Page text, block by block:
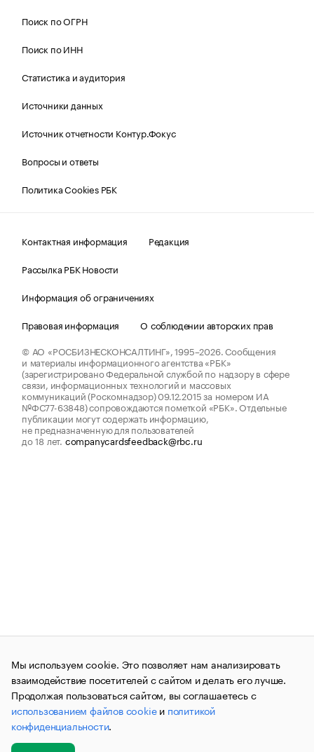
Поиск по ОГРН
Поиск по ИНН
Статистика и аудитория
Источники данных
Источник отчетности Контур.Фокус
Вопросы и ответы
Политика Cookies РБК
Контактная информация
Редакция
Рассылка РБК Новости
Информация об ограничениях
Правовая информация
О соблюдении авторских прав
© АО «РОСБИЗНЕСКОНСАЛТИНГ»,1995–2026. Сообщения
и материалы информационного агентства «РБК»
(зарегистрировано Федеральной службой по надзору в сфере
связи, информационных технологий и массовых
коммуникаций (Роскомнадзор) 09.12.2015 за номером ИА
№ФС77-63848) сопровождаются пометкой «РБК». Отдельные
публикации могут содержать информацию,
не предназначенную для пользователей
до 18 лет. companycardsfeedback@rbc.ru
Мы используем cookie. Это позволяет нам анализировать
взаимодействие посетителей с сайтом и делать его лучше.
Продолжая пользоваться сайтом, вы соглашаетесь с
использованием файлов cookieи политикой
конфиденциальности.